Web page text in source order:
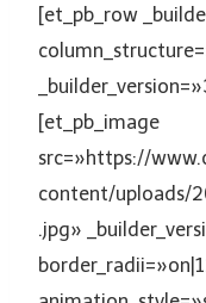
[et_pb_row
[et_pb_image
src=»https://
content/uploads/
.jpg»